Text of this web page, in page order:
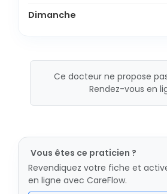
Dimanche
Ce docteur ne propose
Rendez-vous en
Vous êtes ce praticien ?
Revendiquez votre fiche et
en ligne avec CareFlow.